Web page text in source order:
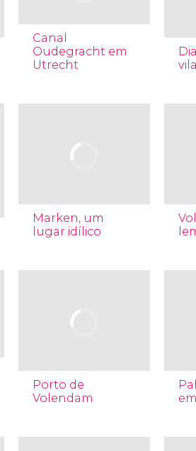
Canal
Oudegracht em
Utrecht
Marken, um
lugar idílico
Porto de
Volendam